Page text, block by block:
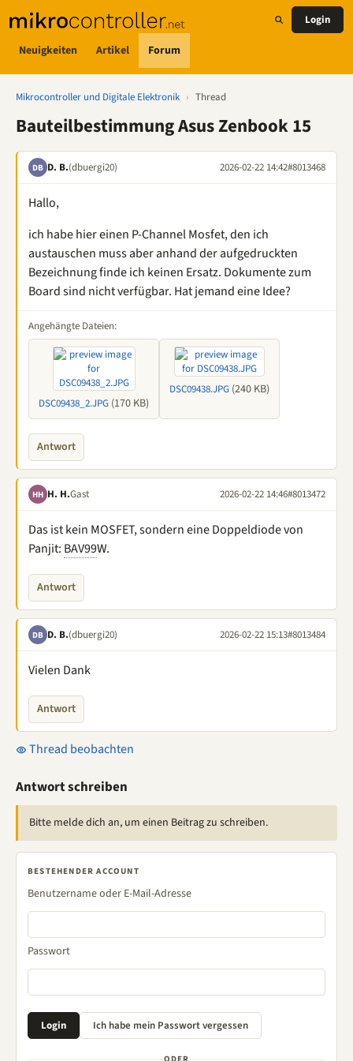
Neuigkeiten Artikel Forum
Login
Mikrocontroller und Digitale Elektronik › Thread
Bauteilbestimmung Asus Zenbook 15
DB D. B.(dbuergi20) 2026-02-22 14:42#8013468
Hallo,
ich habe hier einen P-Channel Mosfet, den ich
austauschen muss aber anhand der aufgedruckten
Bezeichnung finde ich keinen Ersatz. Dokumente zum
Board sind nicht verfügbar. Hat jemand eine Idee?
Angehängte Dateien:
DSC09438_2.JPG (170 KB)
DSC09438.JPG (240 KB)
Antwort
HH H. H.Gast 2026-02-22 14:46#8013472
Das ist kein MOSFET, sondern eine Doppeldiode von
Panjit: BAV99W.
Antwort
DB D. B.(dbuergi20) 2026-02-22 15:13#8013484
Vielen Dank
Antwort
Thread beobachten
Antwort schreiben
Bitte melde dich an, um einen Beitrag zu schreiben.
BESTEHENDER ACCOUNT
Benutzername oder E-Mail-Adresse
Passwort